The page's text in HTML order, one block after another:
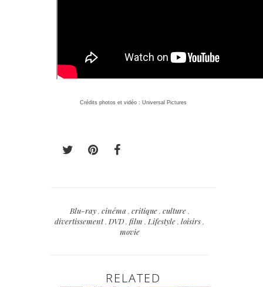
Crédits photos et vidéo : Universal Pictures
Blu-ray, cinéma , critique, culture,
divertissement, DVD, film ,Lifestyle, loisirs,
movie
RELATED